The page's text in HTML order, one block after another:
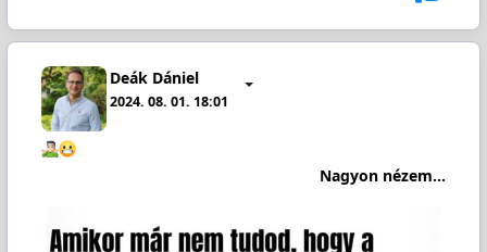
Deák Dániel
2024. 08. 01. 18:01
Nagyon nézem...